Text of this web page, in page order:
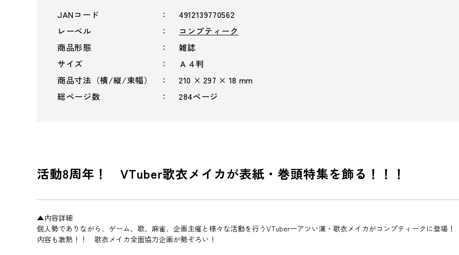
JANコード
4912139770562
レーベル
コンプティーク
商品形態
雑誌
サイズ
Ａ４判
商品寸法（横/縦/束幅）
210 × 297 × 18 mm
総ページ数
284ページ
活動8周年！ VTuber歌衣メイカが表紙・巻頭特集を飾る！！！
▲内容詳細
個人勢でありながら、ゲーム、歌、麻雀、企画主催と様々な活動を行うVTuber一アツい漢・歌衣メイカがコンプティークに登場！
内容も激熱！！ 歌衣メイカ全面協力企画が勢ぞろい！